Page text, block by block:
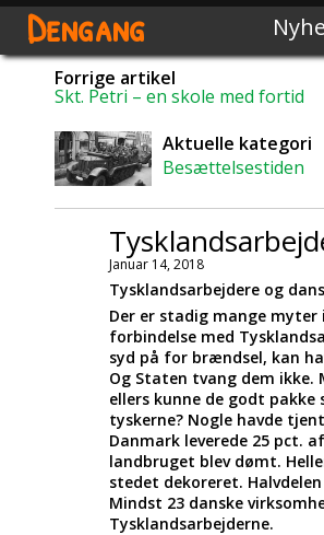
Dengang
Forrige artikel
Skt. Petri – en skole med fortid
Aktuelle kategori
Besættelsestiden
Januar 14, 2018
Tysklandsarbejdere og
Der er stadig mange
forbindelse med
syd på for brændsel, kan
Og Staten tvang dem
ellers kunne de godt
tyskerne? Nogle havde
Danmark leverede 25 pct.
landbruget blev dømt.
stedet dekoreret.
Mindst 23 danske
Tysklandsarbejderne.